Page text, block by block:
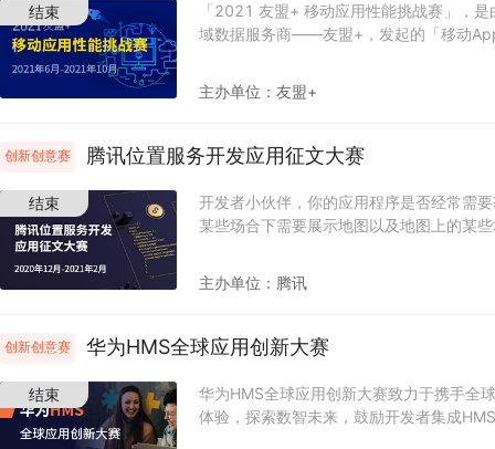
结束
「2021 友盟+ 移动应用性能挑战赛」，
域数据服务商——友盟+，发起的「移动
务的稳定性，提供良好的用户体验是当前
问题。 参与「2021 友盟+ 移动应用性能
App移动开发实践专家组成的专业评审团
提交作品截止时间 2021年9月20日-9月
日-9月30日 作品复评 2021年10月14日
主办单位： 友盟+
创新创意赛 腾讯位置服务开发应用征文大赛
结束
开发者小伙伴，你的应用程序是否经常需
某些场合下需要展示地图以及地图上的某
上线下趋于融合的数字时代，无论你开发
程序，与地图相关的位置服务已经成为开
教程、案例分享、知识总结… 快来CSDN
日-2021年1月31日 产品使用、作品准备
月5日 作品评选 2021年2月8日-2月9日
主办单位： 腾讯
创新创意赛 华为HMS全球应用创新大赛
结束
华为HMS全球应用创新大赛致力于携手全
体验，探索数智未来，鼓励开发者集成